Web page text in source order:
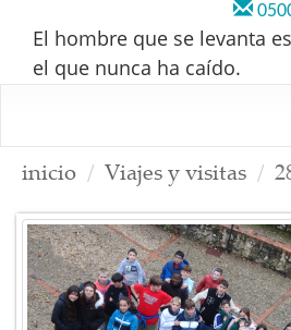
El hombre que se levanta
el que nunca ha caído.
inicio Viajes y visitas